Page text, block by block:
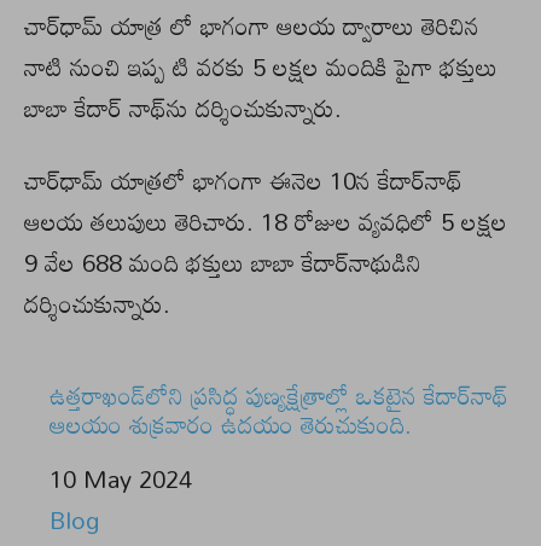
చార్‌ధామ్‌ యాత్ర లో భాగంగా ఆలయ ద్వారాలు తెరిచిన
నాటి నుంచి ఇప్ప టి వరకు 5 లక్షల మందికి పైగా భక్తులు
బాబా కేదార్‌ నాథ్‌ను దర్శించుకున్నారు.
చార్‌ధామ్‌ యాత్రలో భాగంగా ఈనెల 10న కేదార్‌నాథ్‌
ఆలయ తలుపులు తెరిచారు. 18 రోజుల వ్యవధిలో 5 లక్షల
9 వేల 688 మంది భక్తులు బాబా కేదార్‌నాథుడిని
దర్శించుకున్నారు.
ఉత్తరాఖండ్‌లోని ప్రసిద్ధ పుణ్యక్షేత్రాల్లో ఒకటైన కేదార్‌నాథ్‌
ఆలయం శుక్ర‌వారం ఉద‌యం తెరుచుకుంది.
Date
10 May 2024
In relation to
Blog